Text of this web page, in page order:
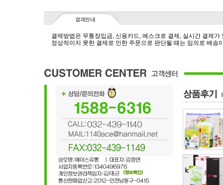
결제방법은 무통장입금, 신용카드, 에스크로 결제, 실시간 결제가
정상적이지 못한 결제로 인한 주문으로 판단될 때는 임의로 배송